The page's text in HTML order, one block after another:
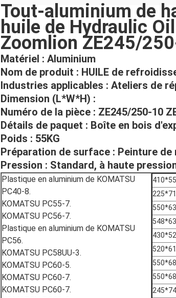
Tout-aluminium de
huile de Hydraulic
Zoomlion ZE245/
Matériel : Aluminium
Nom de produit : HUILE de
Industries applicables : Ateliers de
Dimension (L*W*H) :
Numéro de la pièce : ZE245/250-10
Détails de paquet : Boîte en bois
Poids : 55KG
Préparation de surface : Peinture
Pression : Standard, à haute
Plastique en aluminium de KOMATSU
PC40-8.
KOMATSU PC55-7.
KOMATSU PC56-7.
Plastique en aluminium de KOMATSU
PC56.
KOMATSU PC58UU-3.
KOMATSU PC60-5.
KOMATSU PC60-7.
KOMATSU PC60-7.